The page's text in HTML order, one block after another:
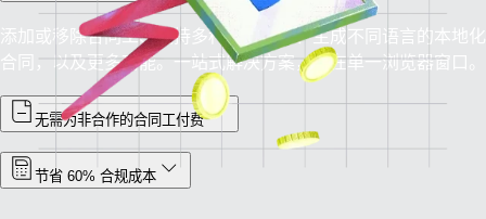
添加或移除合同工、支持多种货币支付、生成不同语言的本地化
合同，以及更多功能。一站式解决方案，尽在单一浏览器窗口。
无需为非合作的合同工付费
节省 60% 合规成本